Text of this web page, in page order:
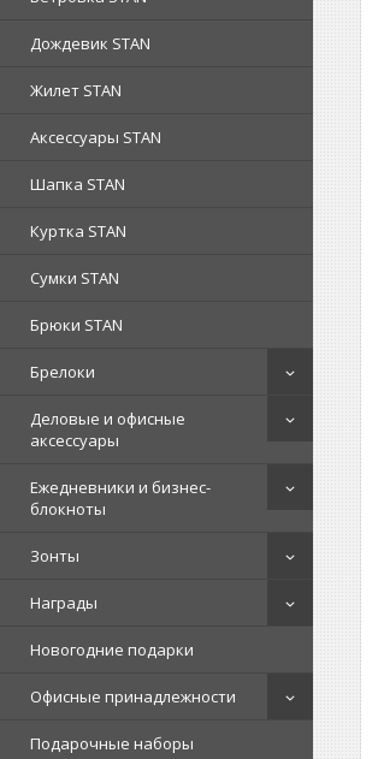
Дождевик STAN
Жилет STAN
Аксессуары STAN
Шапка STAN
Куртка STAN
Сумки STAN
Брюки STAN
Брелоки
Деловые и офисные
аксессуары
Ежедневники и бизнес-
блокноты
Зонты
Награды
Новогодние подарки
Офисные принадлежности
Подарочные наборы